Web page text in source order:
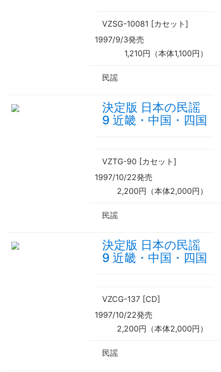
VZSG-10081 [カセット]
1997/9/3発売
1,210円（本体1,100円）
民謡
決定版 日本の民謡
9 近畿・中国・四国
VZTG-90 [カセット]
1997/10/22発売
2,200円（本体2,000円）
民謡
決定版 日本の民謡
9 近畿・中国・四国
VZCG-137 [CD]
1997/10/22発売
2,200円（本体2,000円）
民謡